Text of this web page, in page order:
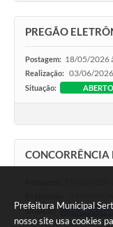
Prefeitura Municipal
nosso site usa cookies
PREGÃO
Postagem: 18/05/2026
Realização: 03/06/
Situação: ABERTO
Situação: